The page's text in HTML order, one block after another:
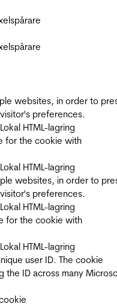
websites, in order to
preferences.
HTML-lagring
for the cookie with
HTML-lagring
websites, in order to
preferences.
HTML-lagring
for the cookie with
HTML-lagring
user ID. The cookie
the ID across many